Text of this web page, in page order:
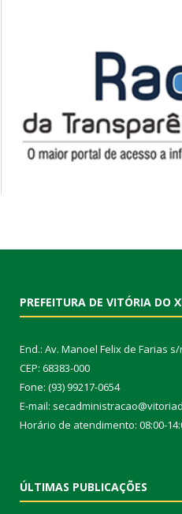
PREFEITURA DE VITÓRIA DO
End.: Av. Manoel Felix de Farias
CEP: 68383-000
Fone: (93) 99217-0654
E-mail:
Horário de atendimento: 08:00-
ÚLTIMAS PUBLICAÇÕES